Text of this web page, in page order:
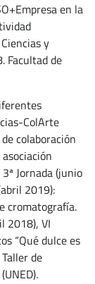
en la
y
Facultad de
ColArte
colaboración
Jornada (junio
2019):
cromatografía.
2018), VI
“Qué dulce es
de